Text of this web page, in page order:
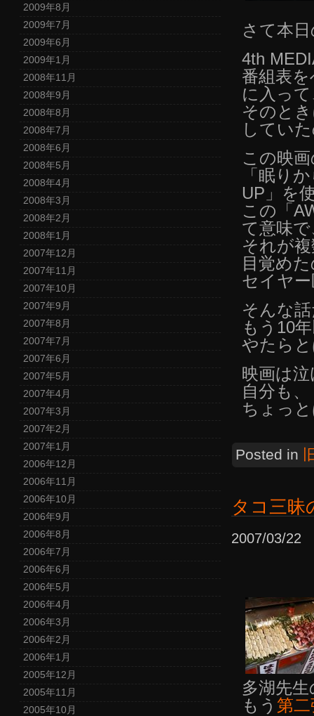
2009年8月
2009年7月
2009年6月
2009年1月
2008年11月
2008年9月
2008年8月
2008年7月
2008年6月
2008年5月
2008年4月
2008年3月
2008年2月
2008年1月
2007年12月
2007年11月
2007年10月
2007年9月
2007年8月
2007年7月
2007年6月
2007年5月
2007年4月
2007年3月
2007年2月
2007年1月
2006年12月
2006年11月
2006年10月
2006年9月
2006年8月
2006年7月
2006年6月
2006年5月
2006年4月
2006年3月
2006年2月
2006年1月
2005年12月
2005年11月
2005年10月
さて本
4th
番組表
に入っ
そのと
してい
この映
「眠り
UP」を
この「
て意味で
それが
目覚め
セイヤ
そんな
もう10
やたら
映画は
自分も、
ちょっ
Posted in
タコ三昧
2007/03/22
多湖先
もう 第